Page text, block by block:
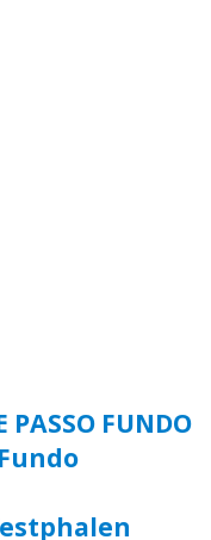
PASSO FUNDO